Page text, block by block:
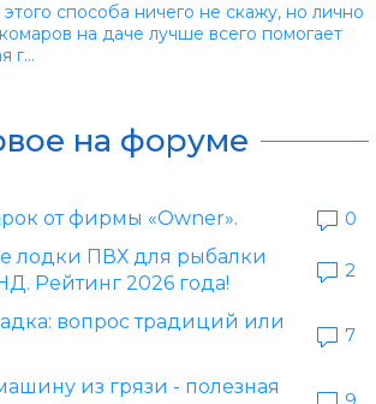
этого способа ничего не скажу, но лично
на даче лучше всего помогает
г...
на форуме
от фирмы «Owner».
0
лодки ПВХ для рыбалки
Рейтинг 2026 года!
2
вопрос традиций или
7
из грязи - полезная